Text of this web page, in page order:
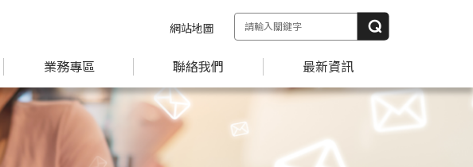
網站地圖
業務專區 聯絡我們 最新資訊